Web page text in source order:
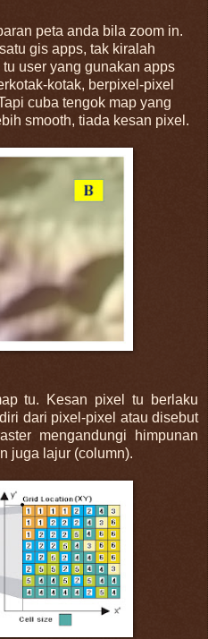
peta anda bila zoom in.
gis apps, tak kiralah
user yang gunakan apps
kotak, berpixel-pixel
cuba tengok map yang
smooth, tiada kesan pixel.
tu. Kesan pixel tu berlaku
dari pixel-pixel atau disebut
mengandungi himpunan
juga lajur (column).